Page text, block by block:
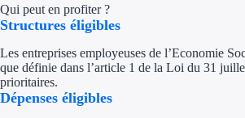
Qui peut en profiter ?
Structures éligibles
Les entreprises employeuses de l’Economie
que définie dans l’article 1 de la Loi du 31
prioritaires.
Dépenses éligibles